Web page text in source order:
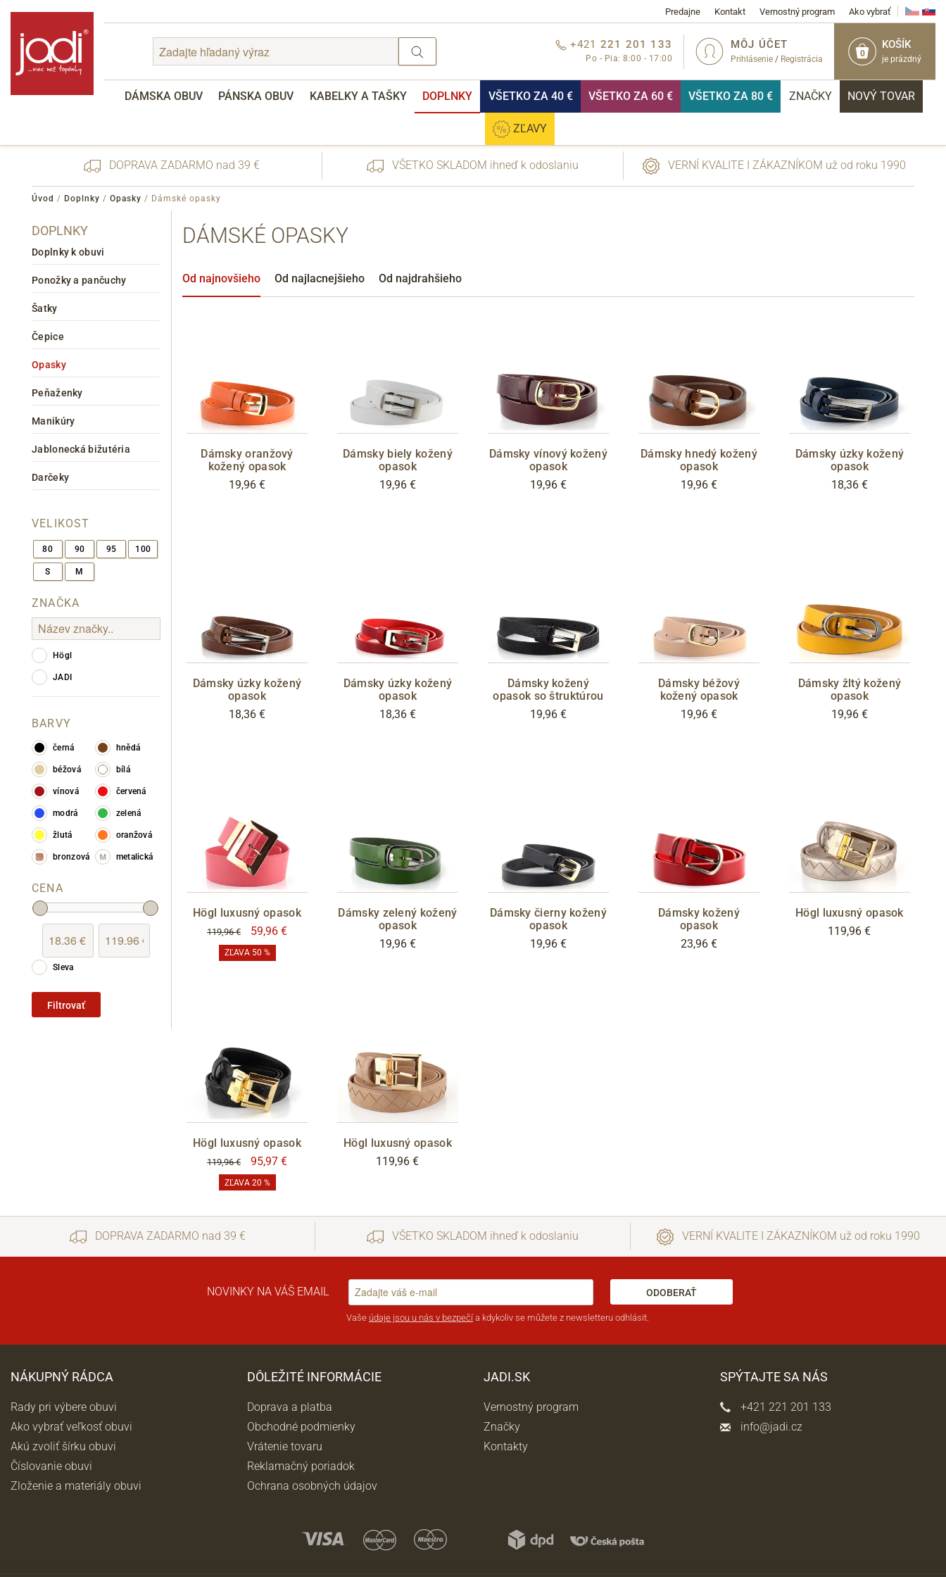
Predajne Kontakt Vernostný program Ako vybrať
0
KOŠÍK
je prázdný
MÔJ ÚČET
Prihlásenie / Registrácia
+421 221 201 133
Po - Pia: 8:00 - 17:00
DÁMSKA OBUV PÁNSKA OBUV KABELKY A TAŠKY DOPLNKY VŠETKO ZA 40 € VŠETKO ZA 60 € VŠETKO ZA 80 € ZNAČKY NOVÝ TOVAR
ZĽAVY
Zabudnuté heslo
zpracování osobních údajů.
DOPRAVA ZADARMO nad 39 € VŠETKO SKLADOM ihneď k odoslaniu VERNÍ KVALITE I ZÁKAZNÍKOM už od roku 1990
Úvod / Doplnky / Opasky / Dámské opasky
DÁMSKÉ OPASKY
DOPLNKY
Doplnky k obuvi
Ponožky a pančuchy
Šatky
Čepice
Opasky
Peňaženky
Manikúry
Jablonecká bižutéria
Darčeky
VELIKOST
80 90 95 100
S M
ZNAČKA
Högl
JADI
BARVY
černá hnědá
béžová bílá
vínová červená
modrá zelená
žlutá oranžová
bronzová metalická
CENA
Sleva
Filtrovať
Od najnovšieho Od najlacnejšieho Od najdrahšieho
Dámsky oranžový
kožený opasok
19,96 €
Dámsky biely kožený
opasok
19,96 €
Dámsky vínový kožený
opasok
19,96 €
Dámsky hnedý kožený
opasok
19,96 €
Dámsky úzky kožený
opasok
18,36 €
Dámsky úzky kožený
opasok
18,36 €
Dámsky úzky kožený
opasok
18,36 €
Dámsky kožený
opasok so štruktúrou
19,96 €
Dámsky béžový
kožený opasok
19,96 €
Dámsky žltý kožený
opasok
19,96 €
Högl luxusný opasok
119,96 € 59,96 €
ZĽAVA 50 %
Dámsky zelený kožený
opasok
19,96 €
Dámsky čierny kožený
opasok
19,96 €
Dámsky kožený
opasok
23,96 €
Högl luxusný opasok
119,96 €
Högl luxusný opasok
119,96 € 95,97 €
ZĽAVA 20 %
Högl luxusný opasok
119,96 €
DOPRAVA ZADARMO nad 39 € VŠETKO SKLADOM ihneď k odoslaniu VERNÍ KVALITE I ZÁKAZNÍKOM už od roku 1990
NOVINKY NA VÁŠ EMAIL ODOBERAŤ
Vaše údaje jsou u nás v bezpečí a kdykoliv se můžete z newsletteru odhlásit.
NÁKUPNÝ RÁDCA
Rady pri výbere obuvi
Ako vybrať veľkosť obuvi
Akú zvoliť šírku obuvi
Číslovanie obuvi
Zloženie a materiály obuvi
DÔLEŽITÉ INFORMÁCIE
Doprava a platba
Obchodné podmienky
Vrátenie tovaru
Reklamačný poriadok
Ochrana osobných údajov
JADI.SK
Vernostný program
Značky
Kontakty
SPÝTAJTE SA NÁS
+421 221 201 133
info@jadi.cz